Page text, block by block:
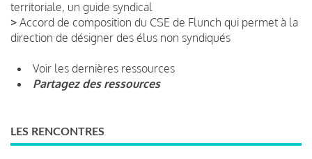
territoriale, un guide syndical
> Accord de composition du CSE de Flunch qui permet à la
direction de désigner des élus non syndiqués
Voir les dernières ressources
Partagez des ressources
LES RENCONTRES